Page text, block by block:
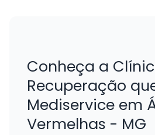
Conheça a
Recuperação
Mediservice em
Vermelhas - MG